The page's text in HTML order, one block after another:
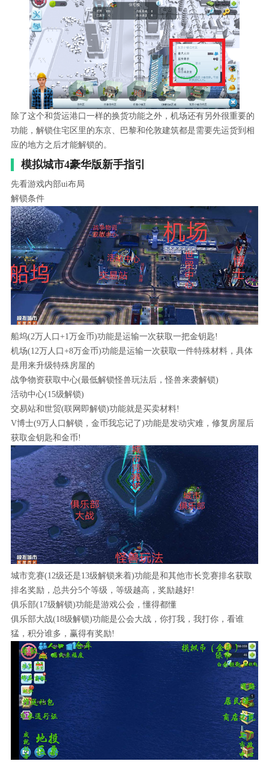
除了这个和货运港口一样的换货功能之外，机场还有另外很重要的
功能，解锁住宅区里的东京、巴黎和伦敦建筑都是需要先运货到相
应的地方之后才能解锁的。
模拟城市4豪华版新手指引
先看游戏内部ui布局
解锁条件
船坞(2万人口+1万金币)功能是运输一次获取一把金钥匙!
机场(12万人口+8万金币)功能是运输一次获取一件特殊材料，具体
是用来升级特殊房屋的
战争物资获取中心(最低解锁怪兽玩法后，怪兽来袭解锁)
活动中心(15级解锁)
交易站和世贸(联网即解锁)功能就是买卖材料!
V博士(9万人口解锁，金币我忘记了)功能是发动灾难，修复房屋后
获取金钥匙和金币!
城市竞赛(12级还是13级解锁来着)功能是和其他市长竞赛排名获取
排名奖励，总共分5个等级，等级越高，奖励越好!
俱乐部(17级解锁)功能是游戏公会，懂得都懂
俱乐部大战(18级解锁)功能是公会大战，你打我，我打你，看谁
猛，积分谁多，赢得有奖励!